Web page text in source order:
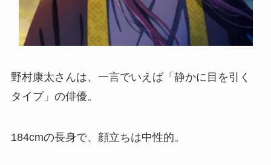
野村康太さんは、一言でいえば「静かに目を引く
タイプ」の俳優。
184cmの長身で、顔立ちは中性的。